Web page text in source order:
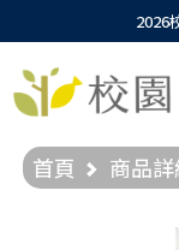
2026
首頁 商品